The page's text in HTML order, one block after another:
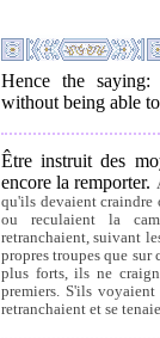
Hence the
without being able
Être instruit des
encore la remporter.
qu'ils devaient craindre
ou reculaient la
retranchaient, suivant
propres troupes que sur
plus forts, ils ne
premiers. S'ils
retranchaient et se